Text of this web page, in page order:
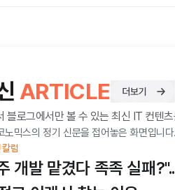
ARTICLE
블로그에서만 볼 수 있는 최신 IT 컨텐
칼럼
개발 맡겼다 족족 실패